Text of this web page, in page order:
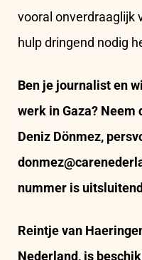
vooral onverdraaglijk
hulp dringend nodig
Ben je journalist en
werk in Gaza? Neem
Deniz Dönmez,
nummer is
Reintje van
Nederland, is